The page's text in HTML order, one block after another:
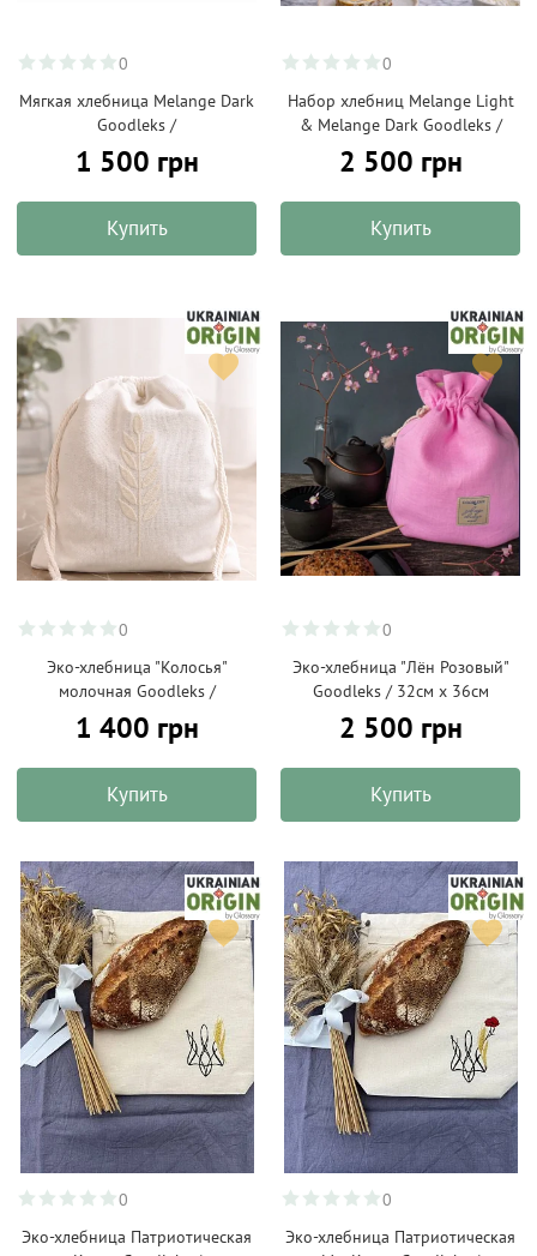
0
Мягкая хлебница Melange Dark
Goodleks /
1 500 грн
Купить
0
Набор хлебниц Melange Light
& Melange Dark Goodleks /
2 500 грн
Купить
0
Эко-хлебница "Колосья"
молочная Goodleks /
1 400 грн
Купить
0
Эко-хлебница "Лён Розовый"
Goodleks / 32см х 36см
2 500 грн
Купить
0
Эко-хлебница Патриотическая
0
Эко-хлебница Патриотическая